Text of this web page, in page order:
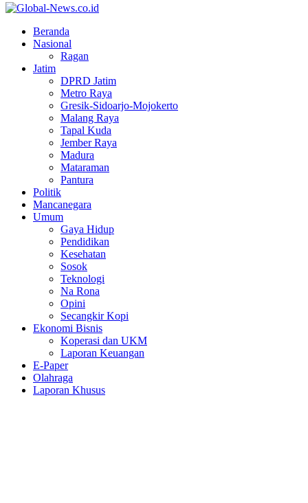
Beranda
Nasional
Ragan
Jatim
DPRD Jatim
Metro Raya
Gresik-Sidoarjo-Mojokerto
Malang Raya
Tapal Kuda
Jember Raya
Madura
Mataraman
Pantura
Politik
Mancanegara
Umum
Gaya Hidup
Pendidikan
Kesehatan
Sosok
Teknologi
Na Rona
Opini
Secangkir Kopi
Ekonomi Bisnis
Koperasi dan UKM
Laporan Keuangan
E-Paper
Olahraga
Laporan Khusus